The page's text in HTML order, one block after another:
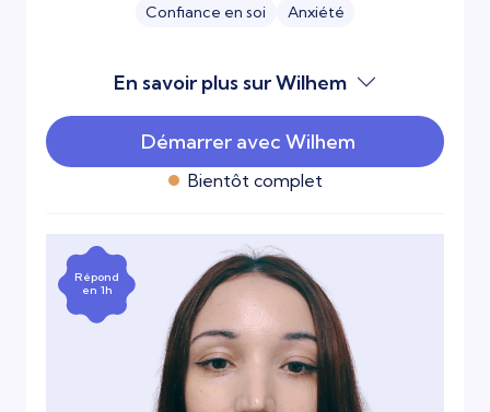
Confiance en soi
Anxiété
En savoir plus sur Wilhem
Démarrer avec Wilhem
Bientôt complet
Répond
en 1h